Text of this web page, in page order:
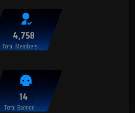
4,758
Total Members
14
Total Banned